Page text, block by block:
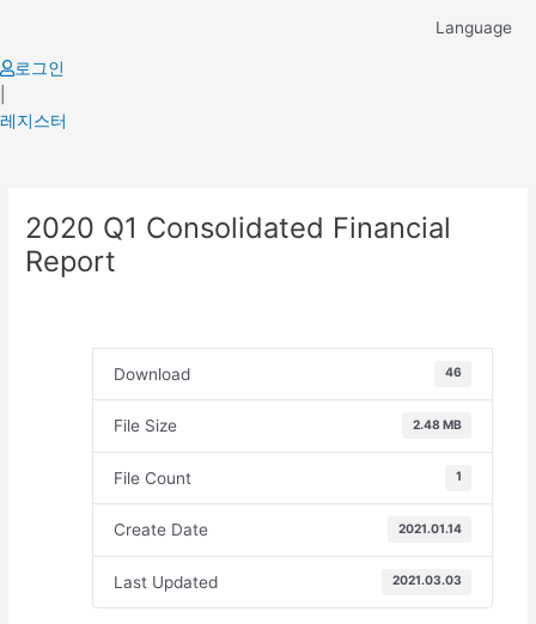
content
Language
로그인
레지스터
2020 Q1 Consolidated Financial
Report
Download 46
File Size 2.48 MB
File Count 1
Create Date 2021.01.14
Last Updated 2021.03.03
navigation